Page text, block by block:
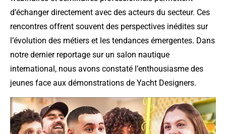
d’échanger directement avec des acteurs du secteur. Ces
rencontres offrent souvent des perspectives inédites sur
l’évolution des métiers et les tendances émergentes. Dans
notre dernier reportage sur un salon nautique
international, nous avons constaté l’enthousiasme des
jeunes face aux démonstrations de Yacht Designers.